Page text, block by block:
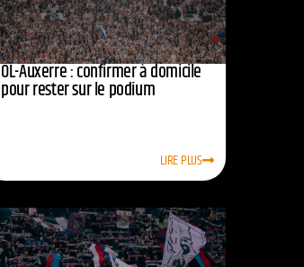
OL-Auxerre : confirmer à domicile
pour rester sur le podium
LIRE PLUS